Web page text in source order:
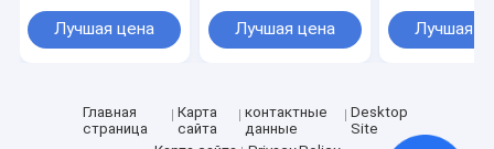
машин и легкой
промышленности
Лучшая цена
машиностроения и
легкой
Лучшая цена
различными
видами
Лучшая
Главная
страница
Карта
сайта
контактные
данные
Desktop
Site